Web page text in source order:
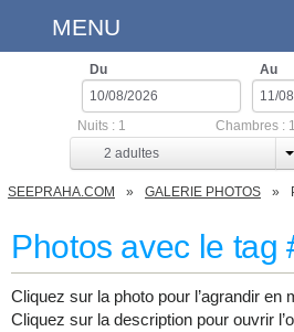
MENU
Du Au
2 adultes
Nuits : 1 Chambres : 1
SEEPRAHA.COM GALERIE PHOTOS
Photos avec le tag
Cliquez sur la photo pour l’agrandir en
Cliquez sur la description pour ouvrir